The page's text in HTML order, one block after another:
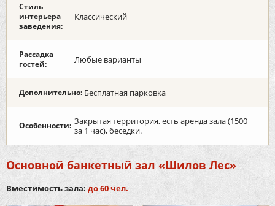
Стиль
интерьера
заведения:
Классический
Рассадка
гостей:
Любые варианты
Дополнительно: Бесплатная парковка
Особенности: Закрытая территория, есть аренда зала (1500
за 1 час), беседки.
Основной банкетный зал «Шилов Лес»
Вместимость зала: до 60 чел.